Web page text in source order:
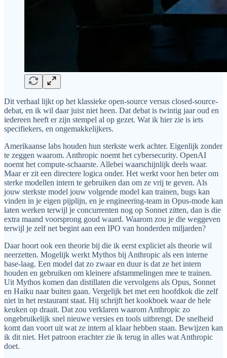
Dit verhaal lijkt op het klassieke open-source versus closed-source-
debat, en ik wil daar juist niet heen. Dat debat is twintig jaar oud en
iedereen heeft er zijn stempel al op gezet. Wat ik hier zie is iets
specifiekers, en ongemakkelijkers.
Amerikaanse labs houden hun sterkste werk achter. Eigenlijk zonder
te zeggen waarom. Anthropic noemt het cybersecurity. OpenAI
noemt het compute-schaarste. Allebei waarschijnlijk deels waar.
Maar er zit een directere logica onder. Het werkt voor hen beter om
sterke modellen intern te gebruiken dan om ze vrij te geven. Als
jouw sterkste model jouw volgende model kan trainen, bugs kan
vinden in je eigen pijplijn, en je engineering-team in Opus-mode kan
laten werken terwijl je concurrenten nog op Sonnet zitten, dan is die
extra maand voorsprong goud waard. Waarom zou je die weggeven
terwijl je zelf net begint aan een IPO van honderden miljarden?
Daar hoort ook een theorie bij die ik eerst expliciet als theorie wil
neerzetten. Mogelijk werkt Mythos bij Anthropic als een interne
base-laag. Een model dat zo zwaar en duur is dat ze het intern
houden en gebruiken om kleinere afstammelingen mee te trainen.
Uit Mythos komen dan distillaten die vervolgens als Opus, Sonnet
en Haiku naar buiten gaan. Vergelijk het met een hoofdkok die zelf
niet in het restaurant staat. Hij schrijft het kookboek waar de hele
keuken op draait. Dat zou verklaren waarom Anthropic zo
ongebruikelijk snel nieuwe versies en tools uitbrengt. De snelheid
komt dan voort uit wat ze intern al klaar hebben staan. Bewijzen kan
ik dit niet. Het patroon erachter zie ik terug in alles wat Anthropic
doet.